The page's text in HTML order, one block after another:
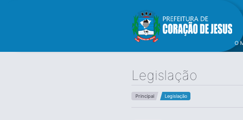
O
Legislação
Principal Legislação